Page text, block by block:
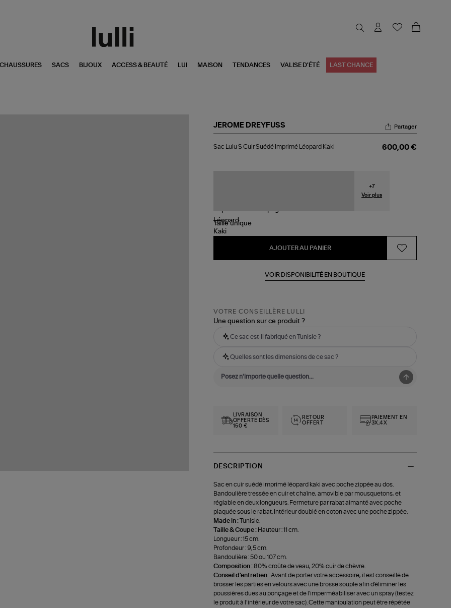
CHAUSSURES SACS BIJOUX ACCESS & BEAUTÉ LUI MAISON TENDANCES VALISE D'ÉTÉ LAST CHANCE
JEROME DREYFUSS
Lulu
Partager
Sac Lulu S Cuir Suédé Imprimé Léopard Kaki 600,00 €
+7
Voir plus
Tailleunique
AJOUTER AU PANIER
VOIR DISPONIBILITÉ EN BOUTIQUE
VOTRE CONSEILLÈRE LULLI
Une question sur ce produit ?
Ce sac est-il fabriqué en Tunisie ?
Quelles sont les dimensions de ce sac ?
LIVRAISON
OFFERTE DÈS
150 €
RETOUR
OFFERT
PAIEMENT EN
3X,4X
DESCRIPTION
Sac en cuir suédé imprimé léopard kaki avec poche zippée au dos.
Bandoulière tressée en cuir et chaîne, amovible par mousquetons, et
réglable en deux longueurs. Fermeture par rabat aimanté avec poche
plaquée sous le rabat. Intérieur doublé en coton avec une poche zippée.
Made in :
Tunisie.
Taille & Coupe : Hauteur : 11 cm.
Longueur : 15 cm.
Profondeur : 9,5 cm.
Bandoulière : 50 ou 107 cm.
Composition :80% croûte de veau, 20% cuir de chèvre.
Conseil d'entretien :Avant de porter votre accessoire, il est conseillé de
brosser les parties en velours avec une brosse souple afin d'éliminer les
poussières dues au ponçage et de l'imperméabiliser avec un spray (testez
le produit à l’intérieur de votre sac). Cette manipulation peut être répétée